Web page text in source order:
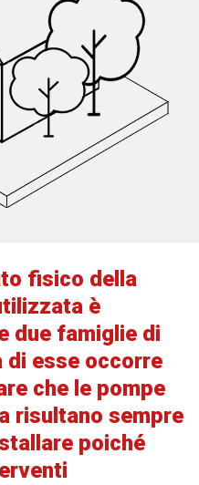
fisico della
è
due famiglie di
di esse occorre
che le pompe
risultano sempre
poiché